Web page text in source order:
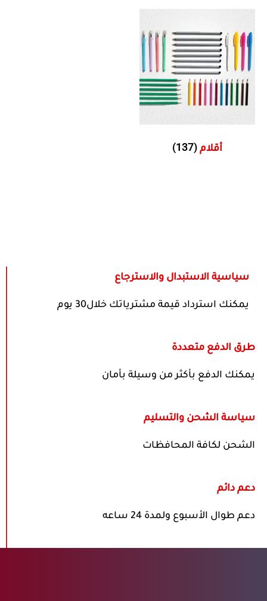
أقلام (137)
سياسية الاستبدال والاسترجاع
يمكنك استرداد قيمة مشترياتك خلال30 يوم
طرق الدفع متعددة
يمكنك الدفع بأكثر من وسيلة بأمان
سياسة الشحن والتسليم
الشحن لكافة المحافظات
دعم دائم
دعم طوال الأسبوع ولمدة 24 ساعه